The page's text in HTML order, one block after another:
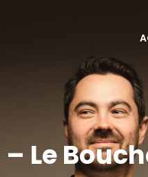
– Le